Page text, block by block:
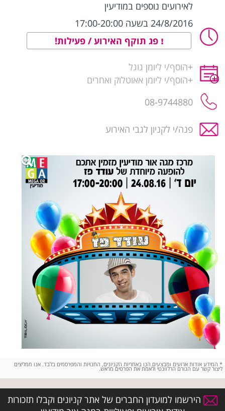
לאירועים נוספים במודיעין
24/8/2016 בשעה 17:00-20:00
פג תוקף האירוע / פעילות!
+הוסף/י ליומן גוגל
+הוסף/י ליומן אאוטלוק ואחרים
08-9744880
פנה/י לקניון לגבי האירוע
* המידע אודות ארועים ומבצעים הנו באחריות הקניונים, החנויות והמפרסמים בלבד. אנו ממליצים
ליצור קשר עם הגורם הרלוונטי ולאמת את הפרטים מראש.
הירשמו למועדון החברים של אתר קניונים וקבלו תזכורות